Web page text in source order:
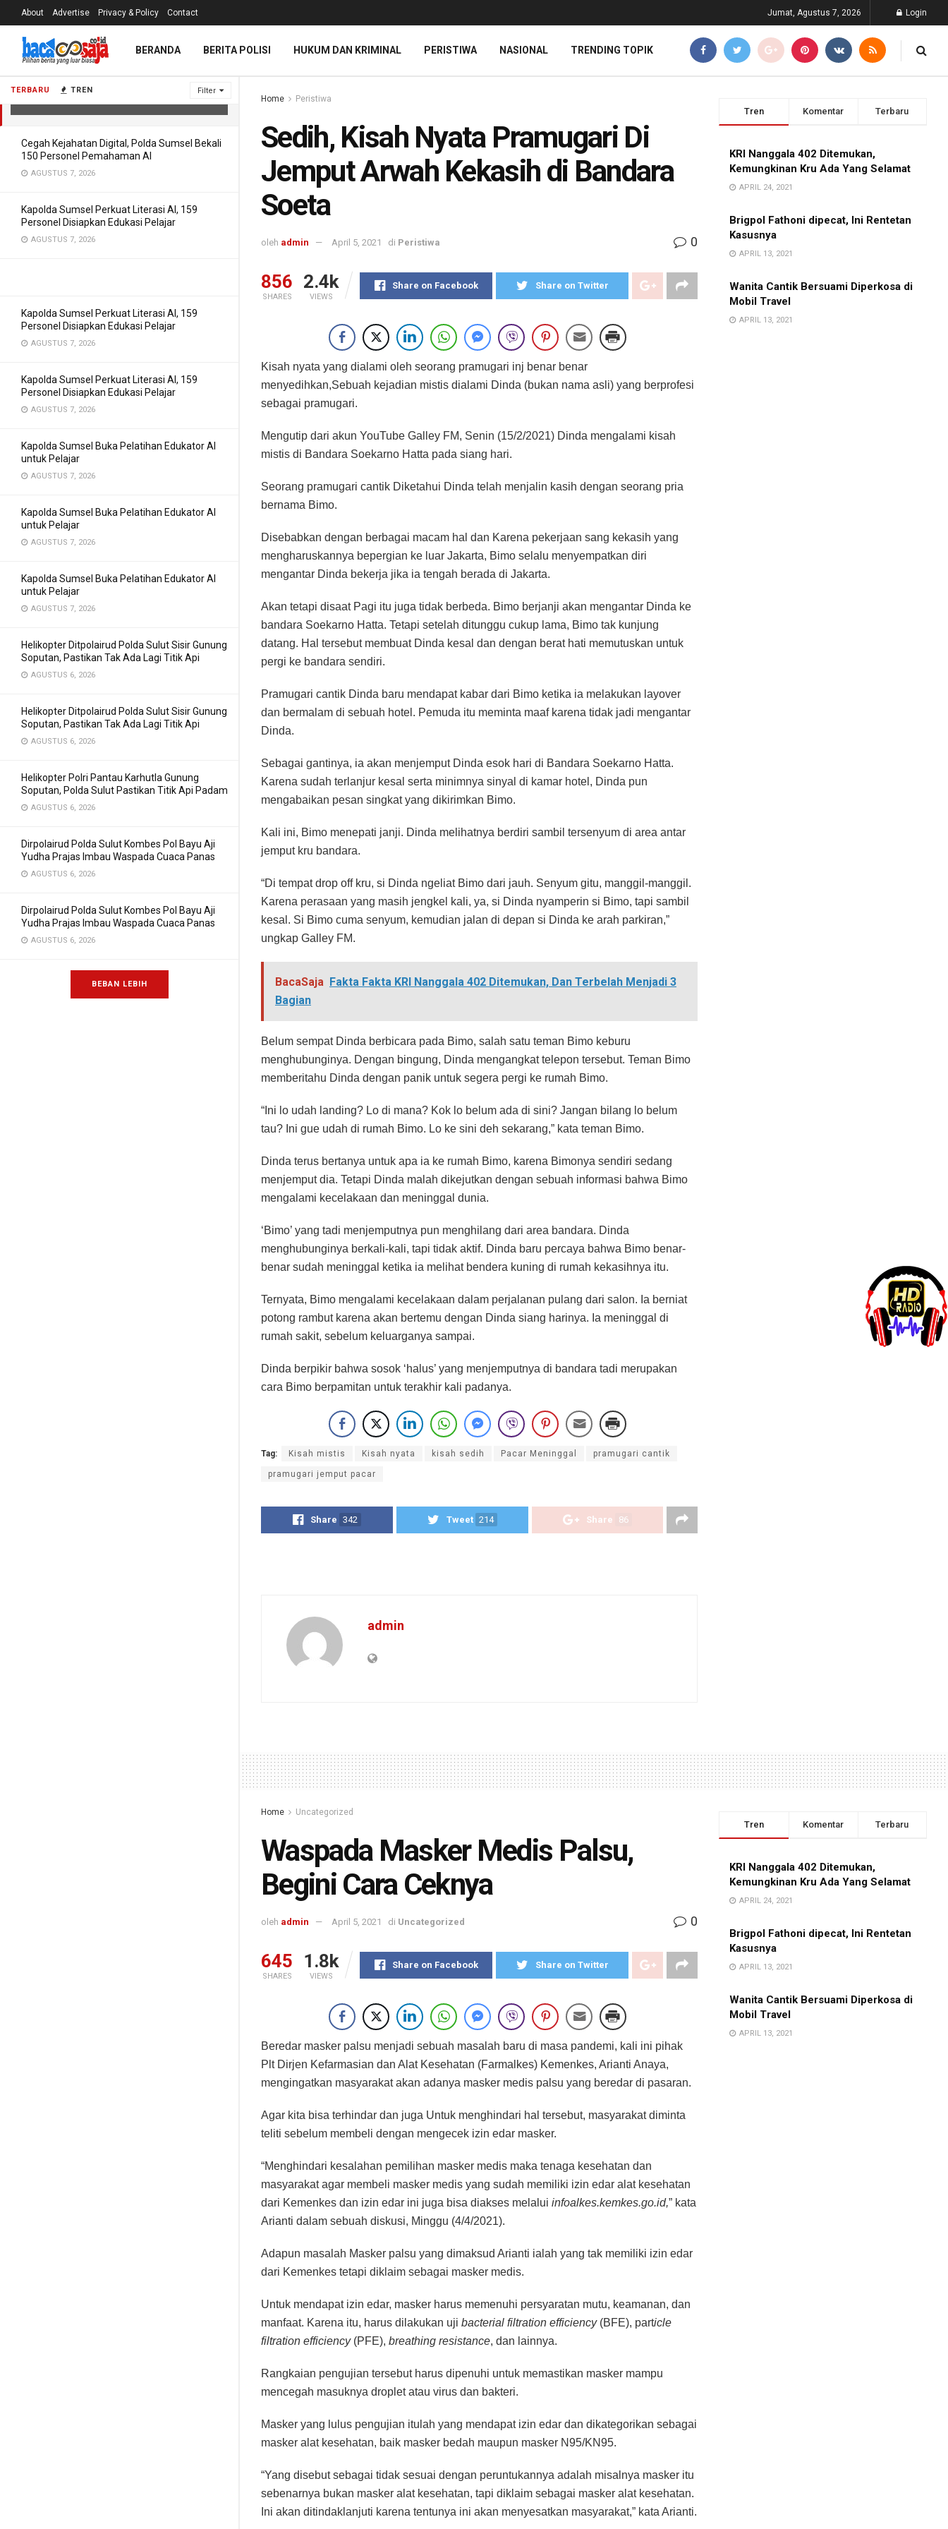
TERBARU TREN Filter
Sedih, Kisah Nyata Pramugari Di
Jemput Arwah Kekasih di Bandara
Cegah Kejahatan Digital, Polda Sumsel Bekali
150 Personel Pemahaman AI
AGUSTUS 7, 2026
Kapolda Sumsel Perkuat Literasi AI, 159
Personel Disiapkan Edukasi Pelajar
AGUSTUS 7, 2026
Kapolda Sumsel Perkuat Literasi AI, 159
Personel Disiapkan Edukasi Pelajar
AGUSTUS 7, 2026
Kapolda Sumsel Perkuat Literasi AI, 159
Personel Disiapkan Edukasi Pelajar
AGUSTUS 7, 2026
Kapolda Sumsel Buka Pelatihan Edukator AI
untuk Pelajar
AGUSTUS 7, 2026
Kapolda Sumsel Buka Pelatihan Edukator AI
untuk Pelajar
AGUSTUS 7, 2026
Kapolda Sumsel Buka Pelatihan Edukator AI
untuk Pelajar
AGUSTUS 7, 2026
Helikopter Ditpolairud Polda Sulut Sisir Gunung
Soputan, Pastikan Tak Ada Lagi Titik Api
AGUSTUS 6, 2026
Helikopter Ditpolairud Polda Sulut Sisir Gunung
Soputan, Pastikan Tak Ada Lagi Titik Api
AGUSTUS 6, 2026
Helikopter Polri Pantau Karhutla Gunung
Soputan, Polda Sulut Pastikan Titik Api Padam
AGUSTUS 6, 2026
Dirpolairud Polda Sulut Kombes Pol Bayu Aji
Yudha Prajas Imbau Waspada Cuaca Panas
AGUSTUS 6, 2026
Dirpolairud Polda Sulut Kombes Pol Bayu Aji
Yudha Prajas Imbau Waspada Cuaca Panas
AGUSTUS 6, 2026
BEBAN LEBIH
About Advertise Privacy & Policy Contact Jumat, Agustus 7, 2026 Login
BERANDA BERITA POLISI HUKUM DAN KRIMINAL PERISTIWA NASIONAL TRENDING TOPIK
Home Peristiwa
Sedih, Kisah Nyata Pramugari Di
Jemput Arwah Kekasih di Bandara
Soeta
oleh admin April 5, 2021 di Peristiwa 0
856
SHARES
2.4k
VIEWS
Share on Facebook Share on Twitter
Kisah nyata yang dialami oleh seorang pramugari inj benar benar
menyedihkan,Sebuah kejadian mistis dialami Dinda (bukan nama asli) yang berprofesi
sebagai pramugari.
Mengutip dari akun YouTube Galley FM, Senin (15/2/2021) Dinda mengalami kisah
mistis di Bandara Soekarno Hatta pada siang hari.
Seorang pramugari cantik Diketahui Dinda telah menjalin kasih dengan seorang pria
bernama Bimo.
Disebabkan dengan berbagai macam hal dan Karena pekerjaan sang kekasih yang
mengharuskannya bepergian ke luar Jakarta, Bimo selalu menyempatkan diri
mengantar Dinda bekerja jika ia tengah berada di Jakarta.
Akan tetapi disaat Pagi itu juga tidak berbeda. Bimo berjanji akan mengantar Dinda ke
bandara Soekarno Hatta. Tetapi setelah ditunggu cukup lama, Bimo tak kunjung
datang. Hal tersebut membuat Dinda kesal dan dengan berat hati memutuskan untuk
pergi ke bandara sendiri.
Pramugari cantik Dinda baru mendapat kabar dari Bimo ketika ia melakukan layover
dan bermalam di sebuah hotel. Pemuda itu meminta maaf karena tidak jadi mengantar
Dinda.
Sebagai gantinya, ia akan menjemput Dinda esok hari di Bandara Soekarno Hatta.
Karena sudah terlanjur kesal serta minimnya sinyal di kamar hotel, Dinda pun
mengabaikan pesan singkat yang dikirimkan Bimo.
Kali ini, Bimo menepati janji. Dinda melihatnya berdiri sambil tersenyum di area antar
jemput kru bandara.
“Di tempat drop off kru, si Dinda ngeliat Bimo dari jauh. Senyum gitu, manggil-manggil.
Karena perasaan yang masih jengkel kali, ya, si Dinda nyamperin si Bimo, tapi sambil
kesal. Si Bimo cuma senyum, kemudian jalan di depan si Dinda ke arah parkiran,”
ungkap Galley FM.
BacaSaja Fakta Fakta KRI Nanggala 402 Ditemukan, Dan Terbelah Menjadi 3
Bagian
Belum sempat Dinda berbicara pada Bimo, salah satu teman Bimo keburu
menghubunginya. Dengan bingung, Dinda mengangkat telepon tersebut. Teman Bimo
memberitahu Dinda dengan panik untuk segera pergi ke rumah Bimo.
“Ini lo udah landing? Lo di mana? Kok lo belum ada di sini? Jangan bilang lo belum
tau? Ini gue udah di rumah Bimo. Lo ke sini deh sekarang,” kata teman Bimo.
Dinda terus bertanya untuk apa ia ke rumah Bimo, karena Bimonya sendiri sedang
menjemput dia. Tetapi Dinda malah dikejutkan dengan sebuah informasi bahwa Bimo
mengalami kecelakaan dan meninggal dunia.
‘Bimo’ yang tadi menjemputnya pun menghilang dari area bandara. Dinda
menghubunginya berkali-kali, tapi tidak aktif. Dinda baru percaya bahwa Bimo benar-
benar sudah meninggal ketika ia melihat bendera kuning di rumah kekasihnya itu.
Ternyata, Bimo mengalami kecelakaan dalam perjalanan pulang dari salon. Ia berniat
potong rambut karena akan bertemu dengan Dinda siang harinya. Ia meninggal di
rumah sakit, sebelum keluarganya sampai.
Dinda berpikir bahwa sosok ‘halus’ yang menjemputnya di bandara tadi merupakan
cara Bimo berpamitan untuk terakhir kali padanya.
Tag: Kisah mistis Kisah nyata kisah sedih Pacar Meninggal pramugari cantik
pramugari jemput pacar
Share 342 Tweet 214 Share 86
admin
Tren Komentar Terbaru
KRI Nanggala 402 Ditemukan,
Kemungkinan Kru Ada Yang Selamat
APRIL 24, 2021
Brigpol Fathoni dipecat, Ini Rentetan
Kasusnya
APRIL 13, 2021
Wanita Cantik Bersuami Diperkosa di
Mobil Travel
APRIL 13, 2021
Home Uncategorized
Waspada Masker Medis Palsu,
Begini Cara Ceknya
oleh admin April 5, 2021 di Uncategorized 0
645
SHARES
1.8k
VIEWS
Share on Facebook Share on Twitter
Beredar masker palsu menjadi sebuah masalah baru di masa pandemi, kali ini pihak
Plt Dirjen Kefarmasian dan Alat Kesehatan (Farmalkes) Kemenkes, Arianti Anaya,
mengingatkan masyarakat akan adanya masker medis palsu yang beredar di pasaran.
Agar kita bisa terhindar dan juga Untuk menghindari hal tersebut, masyarakat diminta
teliti sebelum membeli dengan mengecek izin edar masker.
“Menghindari kesalahan pemilihan masker medis maka tenaga kesehatan dan
masyarakat agar membeli masker medis yang sudah memiliki izin edar alat kesehatan
dari Kemenkes dan izin edar ini juga bisa diakses melalui infoalkes.kemkes.go.id,” kata
Arianti dalam sebuah diskusi, Minggu (4/4/2021).
Adapun masalah Masker palsu yang dimaksud Arianti ialah yang tak memiliki izin edar
dari Kemenkes tetapi diklaim sebagai masker medis.
Untuk mendapat izin edar, masker harus memenuhi persyaratan mutu, keamanan, dan
manfaat. Karena itu, harus dilakukan uji bacterial filtration efficiency(BFE), particle
filtration efficiency(PFE), breathing resistance, dan lainnya.
Rangkaian pengujian tersebut harus dipenuhi untuk memastikan masker mampu
mencegah masuknya droplet atau virus dan bakteri.
Masker yang lulus pengujian itulah yang mendapat izin edar dan dikategorikan sebagai
masker alat kesehatan, baik masker bedah maupun masker N95/KN95.
“Yang disebut sebagai tidak sesuai dengan peruntukannya adalah misalnya masker itu
sebenarnya bukan masker alat kesehatan, tapi diklaim sebagai masker alat kesehatan.
Ini akan ditindaklanjuti karena tentunya ini akan menyesatkan masyarakat,” kata Arianti.
Tren Komentar Terbaru
KRI Nanggala 402 Ditemukan,
Kemungkinan Kru Ada Yang Selamat
APRIL 24, 2021
Brigpol Fathoni dipecat, Ini Rentetan
Kasusnya
APRIL 13, 2021
Wanita Cantik Bersuami Diperkosa di
Mobil Travel
APRIL 13, 2021